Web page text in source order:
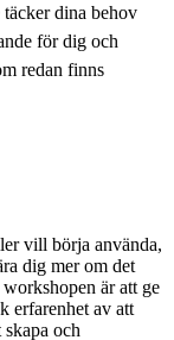
dina behov
för dig och
redan finns
vill börja använda,
dig mer om det
är att ge
erfarenhet av att
och